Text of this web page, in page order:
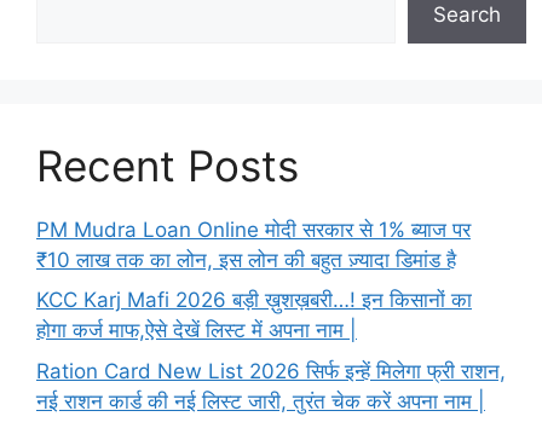
Search
Recent Posts
PM Mudra Loan Online मोदी सरकार से 1% ब्याज पर
₹10 लाख तक का लोन, इस लोन की बहुत ज़्यादा डिमांड है
KCC Karj Mafi 2026 बड़ी ख़ुशख़बरी…! इन किसानों का
होगा कर्ज माफ,ऐसे देखें लिस्ट में अपना नाम |
Ration Card New List 2026 सिर्फ इन्हें मिलेगा फ्री राशन,
नई राशन कार्ड की नई लिस्ट जारी, तुरंत चेक करें अपना नाम |